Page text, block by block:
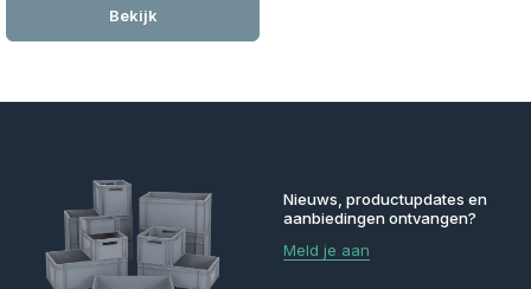
Bekijk
Nieuws, productupdates en
aanbiedingen ontvangen?
Meld je aan